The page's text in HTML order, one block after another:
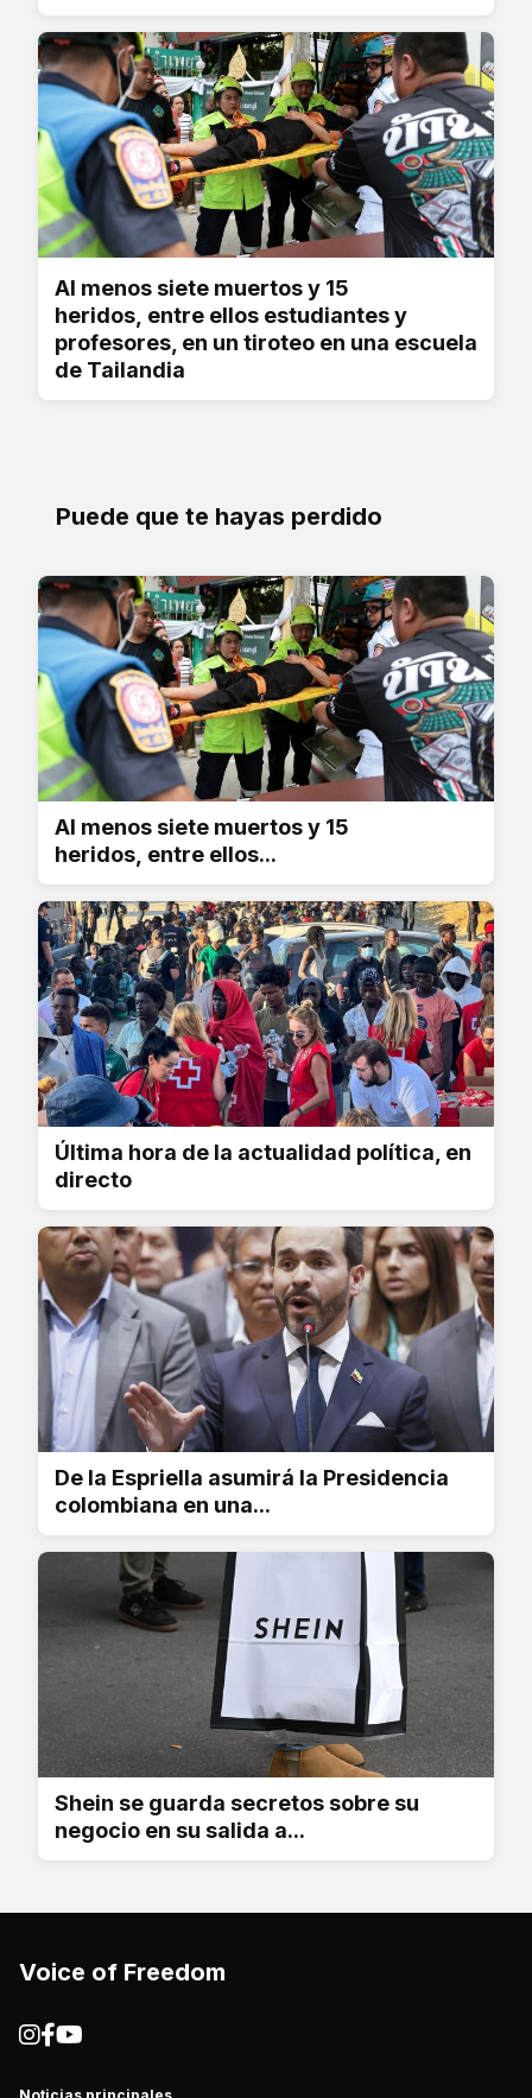
Al menos siete muertos y 15
heridos, entre ellos estudiantes y
profesores, en un tiroteo en una escuela
de Tailandia
Puede que te hayas perdido
Al menos siete muertos y 15
heridos, entre ellos...
Última hora de la actualidad política, en
directo
De la Espriella asumirá la Presidencia
colombiana en una...
Shein se guarda secretos sobre su
negocio en su salida a...
Voice of Freedom